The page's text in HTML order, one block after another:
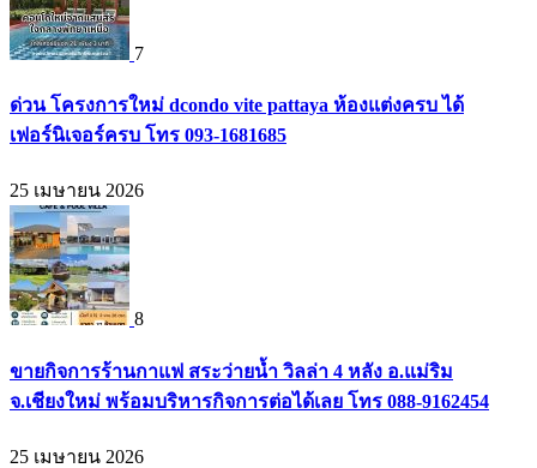
7
ด่วน โครงการใหม่ dcondo vite pattaya ห้องแต่งครบ ได้
เฟอร์นิเจอร์ครบ โทร 093-1681685
25 เมษายน 2026
8
ขายกิจการร้านกาแฟ สระว่ายน้ำ วิลล่า 4 หลัง อ.แม่ริม
จ.เชียงใหม่ พร้อมบริหารกิจการต่อได้เลย โทร 088-9162454
25 เมษายน 2026